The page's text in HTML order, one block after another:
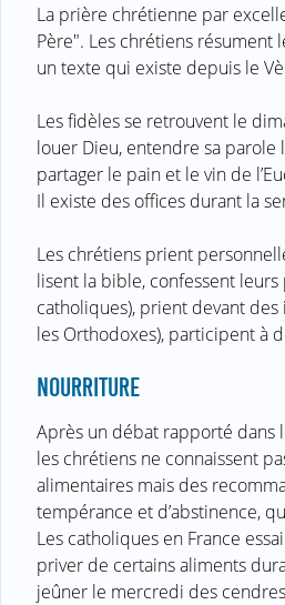
La prière chrétienne par
Père". Les chrétiens résument
un texte qui existe depuis le
Les fidèles se retrouvent le
louer Dieu, entendre sa parole
partager le pain et le vin de
Il existe des offices durant la
Les chrétiens prient
lisent la bible, confessent leurs
catholiques), prient devant des
les Orthodoxes), participent à
NOURRITURE
Après un débat rapporté dans
les chrétiens ne connaissent
alimentaires mais des
tempérance et d’abstinence,
Les catholiques en France
priver de certains aliments
jeûner le mercredi des